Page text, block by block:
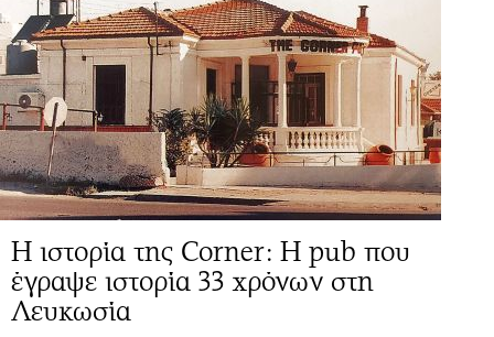
Η ιστορία της Corner: Η pub που
έγραψε ιστορία 33 χρόνων στη
Λευκωσία